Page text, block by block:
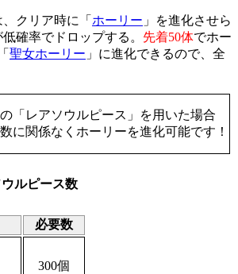
クリア時に「 ホーリー 」を進化させら
確率でドロップする。 先着50体でホー
聖女ホーリー 」に進化できるので、全
「レアソウルピース」を用いた場合
に関係なくホーリーを進化可能です！
ルピース数
必要数
300個